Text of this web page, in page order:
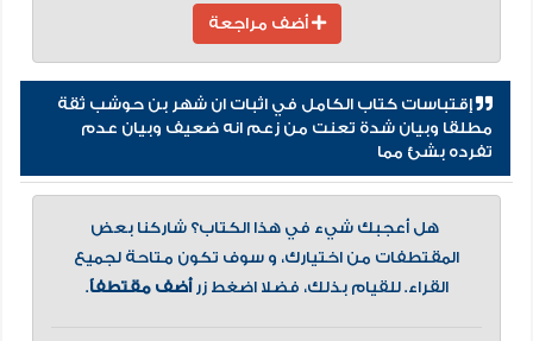
أضف مراجعة
إقتباسات كتاب الكامل في اثبات ان شهر بن حوشب ثقة
مطلقا وبيان شدة تعنت من زعم انه ضعيف وبيان عدم
تفرده بشئ مما
هل أعجبك شيء في هذا الكتاب؟ شاركنا بعض
المقتطفات من اختيارك، و سوف تكون متاحة لجميع
القراء. للقيام بذلك، فضلا اضغط زرأضف مقتطفاً.